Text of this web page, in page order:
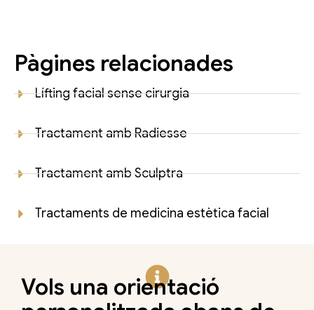
Pàgines relacionades
Lífting facial sense cirurgia
Tractament amb Radiesse
Tractament amb Sculptra
Tractaments de medicina estètica facial
Vols una orientació